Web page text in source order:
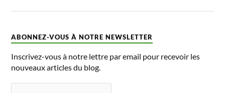
ABONNEZ-VOUS À NOTRE NEWSLETTER
Inscrivez-vous à notre lettre par email pour recevoir les
nouveaux articles du blog.